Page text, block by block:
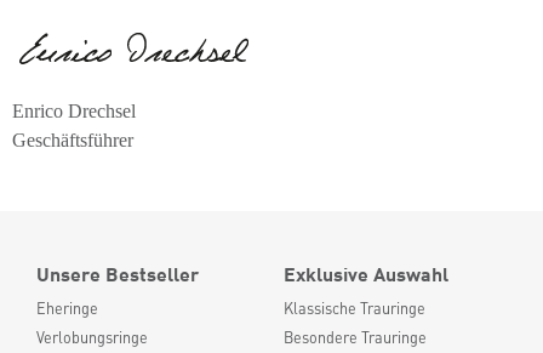
Enrico Drechsel
Geschäftsführer
Unsere Bestseller
Eheringe
Verlobungsringe
Exklusive Auswahl
Klassische Trauringe
Besondere Trauringe